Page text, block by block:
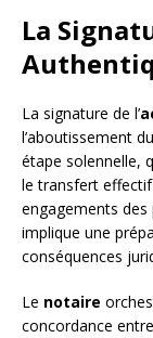
La
La signature de l’
l’aboutissement
étape solennelle,
le transfert effectif
engagements des
implique une
conséquences
Le notaire
concordance